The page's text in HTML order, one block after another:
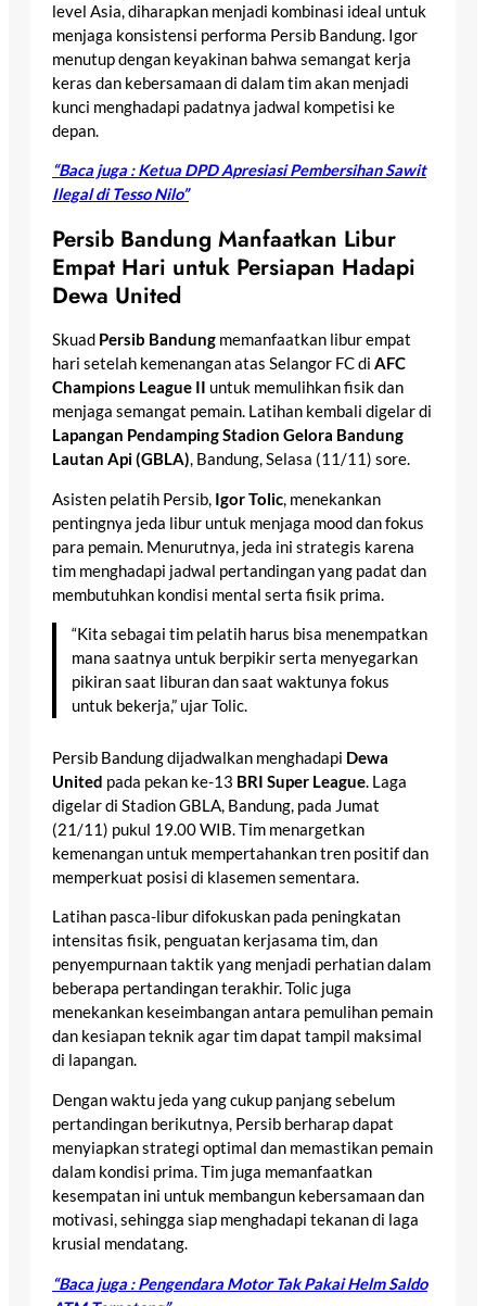
level Asia, diharapkan menjadi kombinasi ideal untuk
menjaga konsistensi performa Persib Bandung. Igor
menutup dengan keyakinan bahwa semangat kerja
keras dan kebersamaan di dalam tim akan menjadi
kunci menghadapi padatnya jadwal kompetisi ke
depan.
“Baca juga : Ketua DPD Apresiasi Pembersihan Sawit
Ilegal di Tesso Nilo”
Persib Bandung Manfaatkan Libur
Empat Hari untuk Persiapan Hadapi
Dewa United
Skuad Persib Bandung memanfaatkan libur empat
hari setelah kemenangan atas Selangor FC di AFC
Champions League II untuk memulihkan fisik dan
menjaga semangat pemain. Latihan kembali digelar di
Lapangan Pendamping Stadion Gelora Bandung
Lautan Api (GBLA), Bandung, Selasa (11/11) sore.
Asisten pelatih Persib, Igor Tolic, menekankan
pentingnya jeda libur untuk menjaga mood dan fokus
para pemain. Menurutnya, jeda ini strategis karena
tim menghadapi jadwal pertandingan yang padat dan
membutuhkan kondisi mental serta fisik prima.
“Kita sebagai tim pelatih harus bisa menempatkan
mana saatnya untuk berpikir serta menyegarkan
pikiran saat liburan dan saat waktunya fokus
untuk bekerja,” ujar Tolic.
Persib Bandung dijadwalkan menghadapi Dewa
United pada pekan ke-13 BRI Super League. Laga
digelar di Stadion GBLA, Bandung, pada Jumat
(21/11) pukul 19.00 WIB. Tim menargetkan
kemenangan untuk mempertahankan tren positif dan
memperkuat posisi di klasemen sementara.
Latihan pasca-libur difokuskan pada peningkatan
intensitas fisik, penguatan kerjasama tim, dan
penyempurnaan taktik yang menjadi perhatian dalam
beberapa pertandingan terakhir. Tolic juga
menekankan keseimbangan antara pemulihan pemain
dan kesiapan teknik agar tim dapat tampil maksimal
di lapangan.
Dengan waktu jeda yang cukup panjang sebelum
pertandingan berikutnya, Persib berharap dapat
menyiapkan strategi optimal dan memastikan pemain
dalam kondisi prima. Tim juga memanfaatkan
kesempatan ini untuk membangun kebersamaan dan
motivasi, sehingga siap menghadapi tekanan di laga
krusial mendatang.
“Baca juga : Pengendara Motor Tak Pakai Helm Saldo